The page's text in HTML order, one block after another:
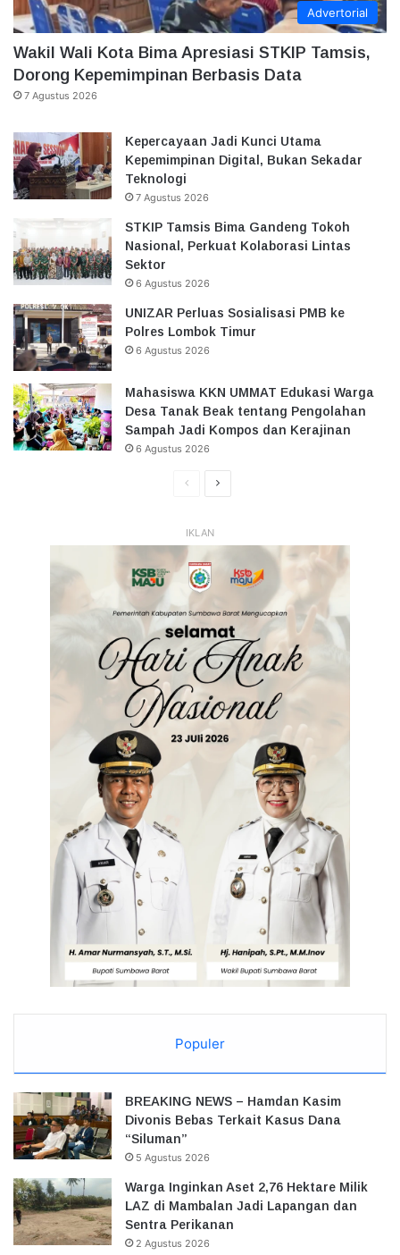
Advertorial
Wakil Wali Kota Bima Apresiasi STKIP Tamsis,
Dorong Kepemimpinan Berbasis Data
7 Agustus 2026
Kepercayaan Jadi Kunci Utama
Kepemimpinan Digital, Bukan Sekadar
Teknologi
7 Agustus 2026
STKIP Tamsis Bima Gandeng Tokoh
Nasional, Perkuat Kolaborasi Lintas
Sektor
6 Agustus 2026
UNIZAR Perluas Sosialisasi PMB ke
Polres Lombok Timur
6 Agustus 2026
Mahasiswa KKN UMMAT Edukasi Warga
Desa Tanak Beak tentang Pengolahan
Sampah Jadi Kompos dan Kerajinan
6 Agustus 2026
HalamanHalaman
IKLAN
Populer
BREAKING NEWS – Hamdan Kasim
Divonis Bebas Terkait Kasus Dana
“Siluman”
5 Agustus 2026
Warga Inginkan Aset 2,76 Hektare Milik
LAZ di Mambalan Jadi Lapangan dan
Sentra Perikanan
2 Agustus 2026